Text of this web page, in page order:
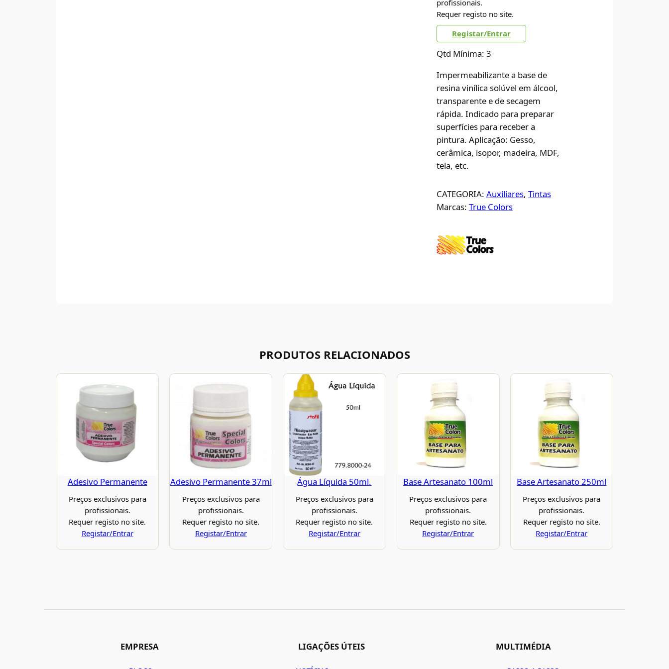
profissionais.
Requer registo no site.
Registar/Entrar
Qtd Mínima: 3
Impermeabilizante a base de
resina vinílica solúvel em álcool,
transparente e de secagem
rápida. Indicado para preparar
superfícies para receber a
pintura. Aplicação: Gesso,
cerâmica, isopor, madeira, MDF,
tela, etc.
CATEGORIA: Auxiliares, Tintas
Marcas: True Colors
PRODUTOS RELACIONADOS
Adesivo Permanente
Preços exclusivos para
profissionais.
Requer registo no site.
Registar/Entrar
Adesivo Permanente 37ml
Preços exclusivos para
profissionais.
Requer registo no site.
Registar/Entrar
Água Líquida 50ml.
Preços exclusivos para
profissionais.
Requer registo no site.
Registar/Entrar
Base Artesanato 100ml
Preços exclusivos para
profissionais.
Requer registo no site.
Registar/Entrar
Base Artesanato 250ml
Preços exclusivos para
profissionais.
Requer registo no site.
Registar/Entrar
EMPRESA LIGAÇÕES ÚTEIS MULTIMÉDIA